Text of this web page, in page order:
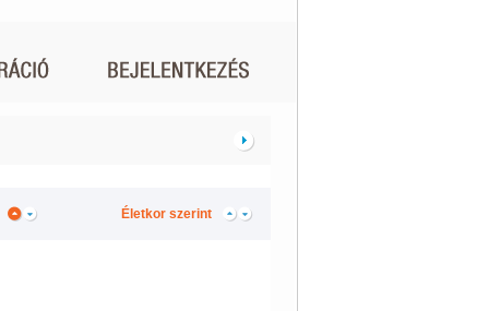
Életkor szerint